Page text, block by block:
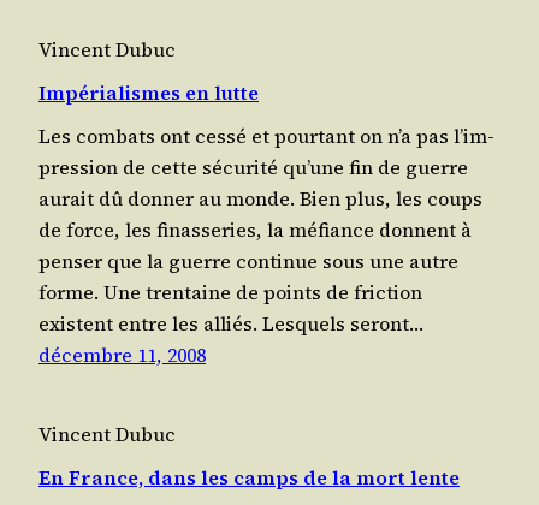
Vincent Dubuc
Impérialismes en lutte
Les com­bats ont ces­sé et pour­tant on n’a pas l’im­
pres­sion de cette sécu­ri­té qu’une fin de guerre
aurait dû don­ner au monde. Bien plus, les coups
de force, les finas­se­ries, la méfiance donnent à
pen­ser que la guerre conti­nue sous une autre
forme. Une tren­taine de points de fric­tion
existent entre les alliés. Les­quels seront…
décembre 11, 2008
Vincent Dubuc
En France, dans les camps de la mort lente